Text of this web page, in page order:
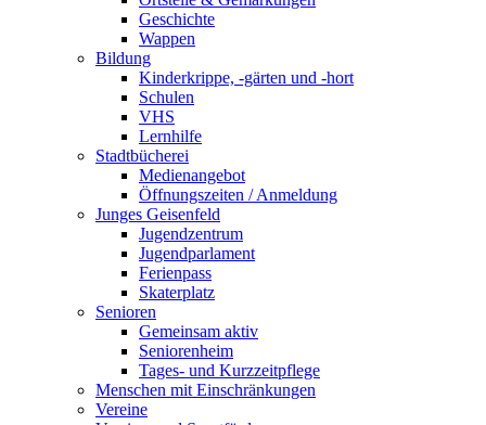
Geschichte
Wappen
Bildung
Kinderkrippe, -gärten und -hort
Schulen
VHS
Lernhilfe
Stadtbücherei
Medienangebot
Öffnungszeiten / Anmeldung
Junges Geisenfeld
Jugendzentrum
Jugendparlament
Ferienpass
Skaterplatz
Senioren
Gemeinsam aktiv
Seniorenheim
Tages- und Kurzzeitpflege
Menschen mit Einschränkungen
Vereine